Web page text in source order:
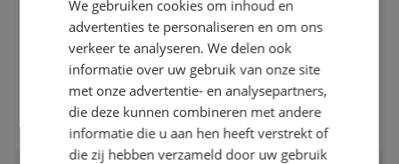
Met jouw ervaring in de reisbranche of
achtergrond in toerisme ben je klaar voor de
volgende stap. Vanaf je stoel reis je de hele
wereld over en speel je moeiteloos in op de
wensen van je team, je klant en wat er in de
reiswereld gebeurt. Met je enthousiasme weet je
BEKIJK VACATURE
We gebruiken cookies om inhoud en
advertenties te personaliseren en om ons
verkeer te analyseren. We delen ook
informatie over uw gebruik van onze site
met onze advertentie- en analysepartners,
die deze kunnen combineren met andere
informatie die u aan hen heeft verstrekt of
die zij hebben verzameld door uw gebruik